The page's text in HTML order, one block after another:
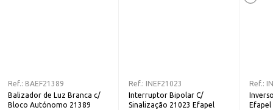
Ref.: BAEF21389
Balizador de Luz Branca c/
Bloco Autónomo 21389
Ref.:
INEF21023
Interruptor Bipolar C/
Sinalização 21023 Efapel
Ref.:
Efapel